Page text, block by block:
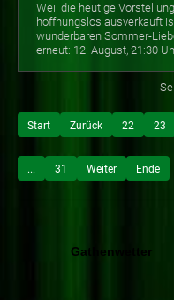
Weil die heutige
hoffnungslos ausverkauft
wunderbaren Sommer-
erneut: 12. August, 21:30
Start Zurück 22 23
... 31 Weiter Ende